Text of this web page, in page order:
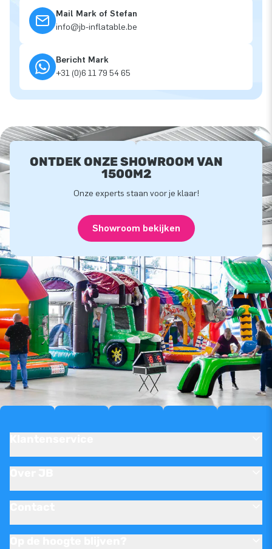
Mail Mark of Stefan
info@jb-inflatable.be
Bericht Mark
+31 (0)6 11 79 54 65
ONTDEK ONZE SHOWROOM VAN
1500M2
Onze experts staan voor je klaar!
Showroom bekijken